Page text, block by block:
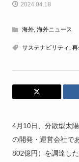
2024.04.18
海外, 海外ニュース
サステナビリティ , 再
4月10日、分散型太
の開発・運営会社で
802億円）を調達し